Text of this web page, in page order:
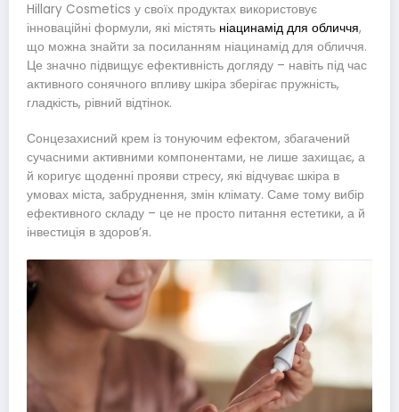
Hillary Cosmetics у своїх продуктах використовує
інноваційні формули, які містять ніацинамід для обличчя,
що можна знайти за посиланням ніацинамід для обличчя.
Це значно підвищує ефективність догляду – навіть під час
активного сонячного впливу шкіра зберігає пружність,
гладкість, рівний відтінок.
Сонцезахисний крем із тонуючим ефектом, збагачений
сучасними активними компонентами, не лише захищає, а
й коригує щоденні прояви стресу, які відчуває шкіра в
умовах міста, забруднення, змін клімату. Саме тому вибір
ефективного складу – це не просто питання естетики, а й
інвестиція в здоровʼя.